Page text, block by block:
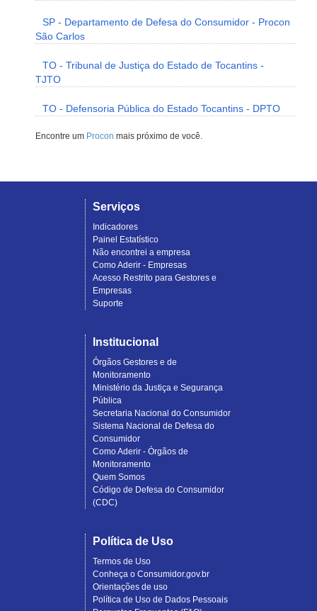
SP - Departamento de Defesa do Consumidor - Procon
São Carlos
TO - Tribunal de Justiça do Estado de Tocantins -
TJTO
TO - Defensoria Pública do Estado Tocantins - DPTO
Encontre um Procon mais próximo de você.
Serviços
Indicadores
Painel Estatístico
Não encontrei a empresa
Como Aderir - Empresas
Acesso Restrito para Gestores e
Empresas
Suporte
Institucional
Órgãos Gestores e de
Monitoramento
Ministério da Justiça e Segurança
Pública
Secretaria Nacional do Consumidor
Sistema Nacional de Defesa do
Consumidor
Como Aderir - Órgãos de
Monitoramento
Quem Somos
Código de Defesa do Consumidor
(CDC)
Política de Uso
Termos de Uso
Conheça o Consumidor.gov.br
Orientações de uso
Política de Uso de Dados Pessoais